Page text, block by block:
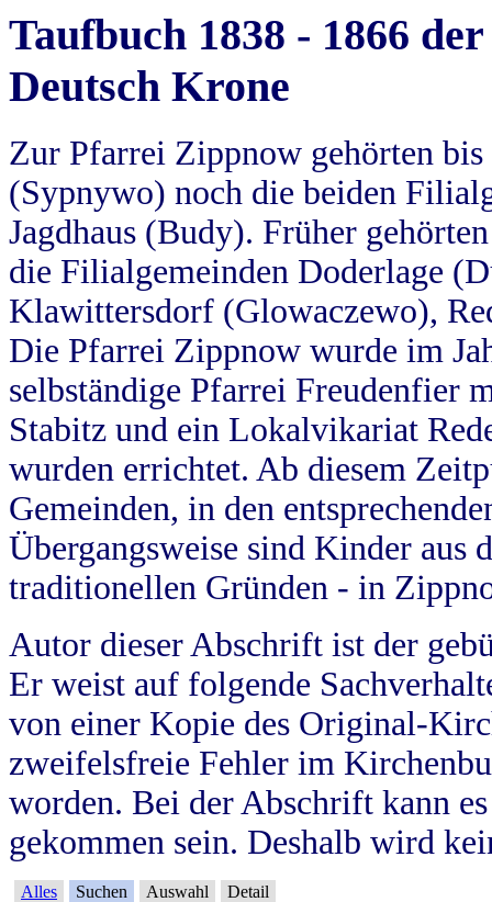
Taufbuch 1838 - 1866
Deutsch Krone
Zur Pfarrei Zippnow gehörten
(Sypnywo) noch die beiden
Jagdhaus (Budy). Früher
die Filialgemeinden Doderlage
Klawittersdorf (Glowaczewo),
Die Pfarrei Zippnow wurde im
selbständige Pfarrei Freudenfier
Stabitz und ein Lokalvikariat
wurden errichtet. Ab diesem
Gemeinden, in den
Übergangsweise sind Kinder aus
traditionellen Gründen - in
Autor dieser Abschrift ist der
Er weist auf folgende
von einer Kopie des Original-
zweifelsfreie Fehler im
worden. Bei der Abschrift kann
gekommen sein. Deshalb wird
Alles Suchen Auswahl Detail